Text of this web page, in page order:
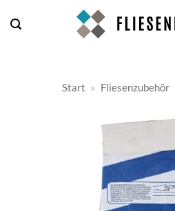
Inhalt
Start » Fliesenzubehör